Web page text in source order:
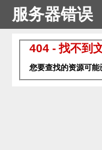
服务器错误
404 - 找不到
您要查找的资源可能